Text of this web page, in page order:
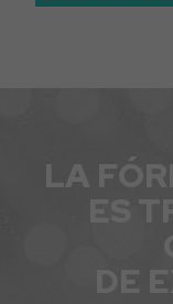
LA
ES
DE